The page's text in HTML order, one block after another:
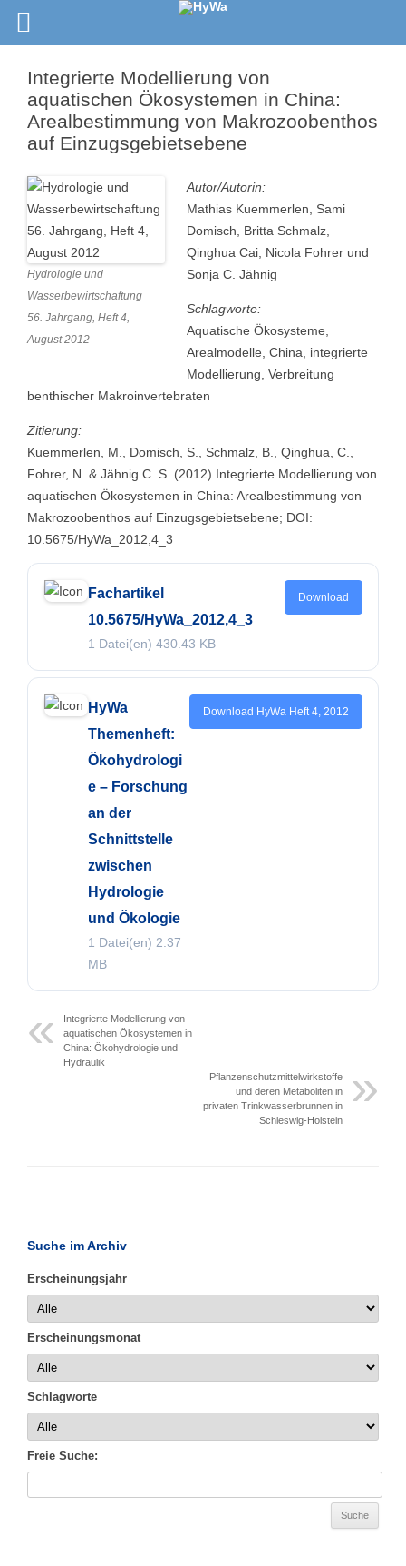
Integrierte Modellierung von
aquatischen Ökosystemen in China:
Arealbestimmung von Makrozoobenthos
auf Einzugsgebietsebene
Hydrologie und
Wasserbewirtschaftung
56. Jahrgang, Heft 4,
August 2012
Autor/Autorin:
Mathias Kuemmerlen, Sami
Domisch, Britta Schmalz,
Qinghua Cai, Nicola Fohrer und
Sonja C. Jähnig
Schlagworte:
Aquatische Ökosysteme,
Arealmodelle, China, integrierte
Modellierung, Verbreitung
benthischer Makroinvertebraten
Zitierung:
Kuemmerlen, M., Domisch, S., Schmalz, B., Qinghua, C.,
Fohrer, N. & Jähnig C. S. (2012) Integrierte Modellierung von
aquatischen Ökosystemen in China: Arealbestimmung von
Makrozoobenthos auf Einzugsgebietsebene; DOI:
10.5675/HyWa_2012,4_3
Fachartikel
10.5675/HyWa_2012,4_3
1 Datei(en) 430.43 KB
Download
HyWa
Themenheft:
Ökohydrologi
e – Forschung
an der
Schnittstelle
zwischen
Hydrologie
und Ökologie
1 Datei(en) 2.37
MB
Download HyWa Heft 4, 2012
Integrierte Modellierung von
aquatischen Ökosystemen in
China: Ökohydrologie und
Hydraulik
Pflanzenschutzmittelwirkstoffe
und deren Metaboliten in
privaten Trinkwasserbrunnen in
Schleswig-Holstein
Suche im Archiv
Erscheinungsjahr
Erscheinungsmonat
Schlagworte
Freie Suche: